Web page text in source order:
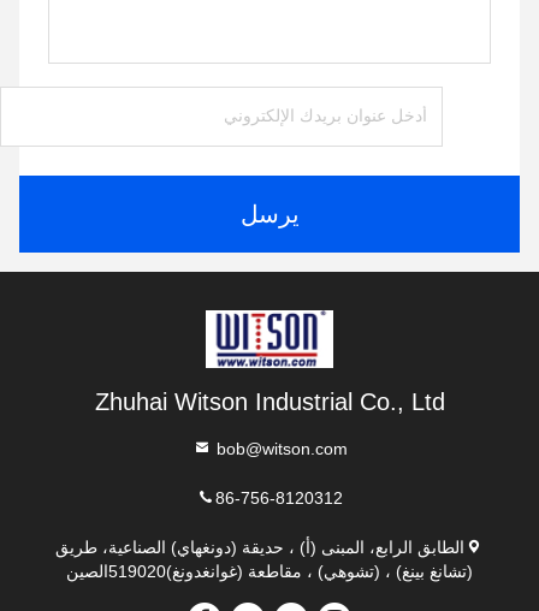
يرسل
Zhuhai Witson Industrial Co., Ltd
bob@witson.com
86-756-8120312
الطابق الرابع، المبنى (أ) ، حديقة (دونغهاي) الصناعية، طريق
(تشانغ بينغ) ، (تشوهي) ، مقاطعة (غوانغدونغ)519020الصين